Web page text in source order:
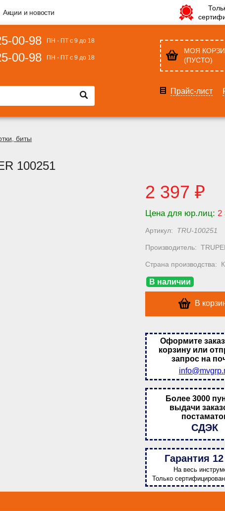
Акции и новости
00-98 ПН - ПТ с 9 до 18
00-98 ПН - ПТ с 9 до 18
МОЯ
(ПУСТО)
Прайс-лист
биты
100251
2 397 ₽
Цена для юр.лиц: 2
Артикул: TRU-100251
Производитель:
Страна производства:
В наличии
В
Оформите
корзину или
запрос на
Более 3000
выдачи
СДЭК
Гарантия
На весь
Только